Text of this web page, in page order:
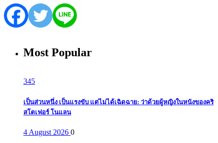
Most Popular
345
เป็นส่วนหนึ่ง เป็นแรงขับ แต่ไม่ได้เฉิดฉาย: ว่าด้วยผู้หญิงในหนังของคริ
สโตเฟอร์ โนแลน
4 August 2026 0